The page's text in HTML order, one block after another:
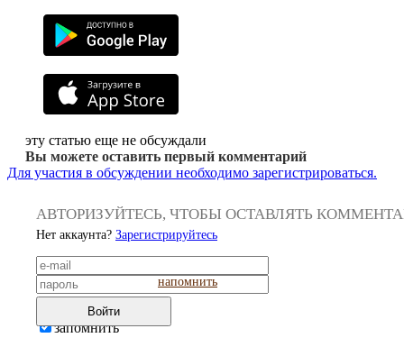
эту статью еще не обсуждали
Вы можете оставить первый комментарий
Для участия в обсуждении необходимо зарегистрироваться.
АВТОРИЗУЙТЕСЬ, ЧТОБЫ ОСТАВЛЯТЬ
Нет аккаунта? Зарегистрируйтесь
напомнить
Войти
запомнить